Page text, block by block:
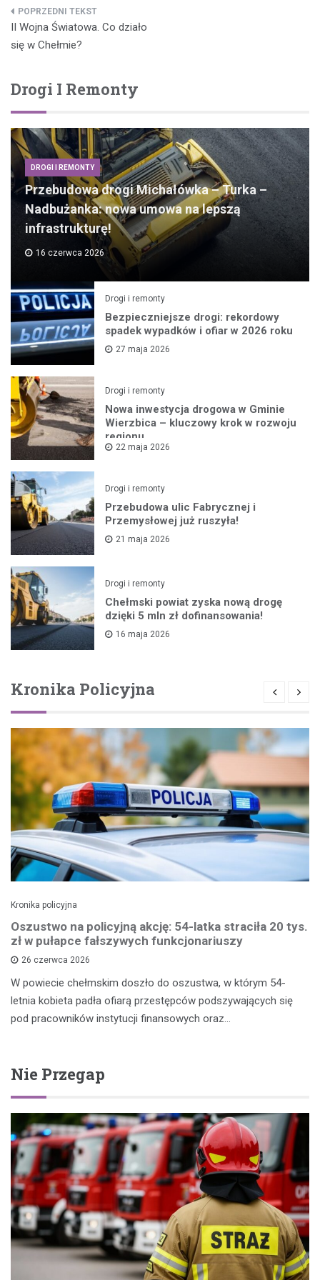
Nawigacja
wpisu
II Wojna Światowa. Co działo
się w Chełmie?
Drogi I Remonty
DROGI I REMONTY
Przebudowa drogi Michałówka – Turka –
Nadbużanka: nowa umowa na lepszą
infrastrukturę!
16 czerwca 2026
Drogi i remonty
Bezpieczniejsze drogi: rekordowy
spadek wypadków i ofiar w 2026 roku
27 maja 2026
Drogi i remonty
Nowa inwestycja drogowa w Gminie
Wierzbica – kluczowy krok w rozwoju
regionu
22 maja 2026
Drogi i remonty
Przebudowa ulic Fabrycznej i
Przemysłowej już ruszyła!
21 maja 2026
Drogi i remonty
Chełmski powiat zyska nową drogę
dzięki 5 mln zł dofinansowania!
16 maja 2026
Kronika Policyjna
Kronika policyjna
Oszustwo na policyjną akcję: 54-latka straciła 20 tys.
zł w pułapce fałszywych funkcjonariuszy
26 czerwca 2026
W powiecie chełmskim doszło do oszustwa, w którym 54-
letnia kobieta padła ofiarą przestępców podszywających się
pod pracowników instytucji finansowych oraz…
Nie Przegap